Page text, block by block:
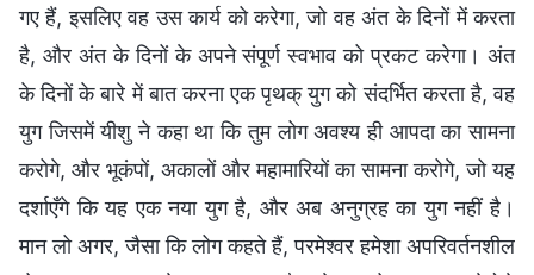
गए हैं, इसलिए वह उस कार्य को करेगा, जो वह अंत के दिनों में करता
है, और अंत के दिनों के अपने संपूर्ण स्वभाव को प्रकट करेगा। अंत
के दिनों के बारे में बात करना एक पृथक् युग को संदर्भित करता है, वह
युग जिसमें यीशु ने कहा था कि तुम लोग अवश्य ही आपदा का सामना
करोगे, और भूकंपों, अकालों और महामारियों का सामना करोगे, जो यह
दर्शाएँगे कि यह एक नया युग है, और अब अनुग्रह का युग नहीं है।
मान लो अगर, जैसा कि लोग कहते हैं, परमेश्वर हमेशा अपरिवर्तनशील